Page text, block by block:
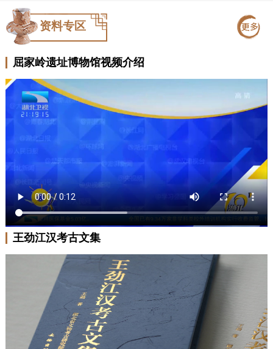
资料专区
屈家岭遗址博物馆视频介绍
王劲江汉考古文集